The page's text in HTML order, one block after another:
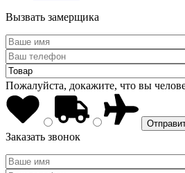
Вызвать замерщика
Пожалуйста, докажите, что вы
Заказать звонок